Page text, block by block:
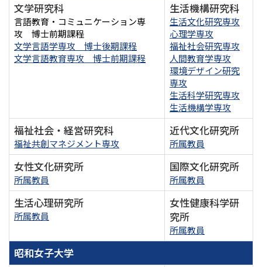
文学研究科
言語教育・コミュニケーション専
攻 博士前期課程
文学言語学専攻 博士後期課程
文学言語教育専攻 博士前期課程
生活機構研究科
生活文化研究専攻
心理学専攻
福祉社会研究専攻
人間教育学専攻
環境デザイン研究
専攻
生活科学研究専攻
生活機構学専攻
福祉社会・経営研究科
福祉共創マネジメント専攻
近代文化研究所
所属教員
女性文化研究所
所属教員
国際文化研究所
所属教員
生活心理研究所
所属教員
女性健康科学研
究所
所属教員
昭和女子大学